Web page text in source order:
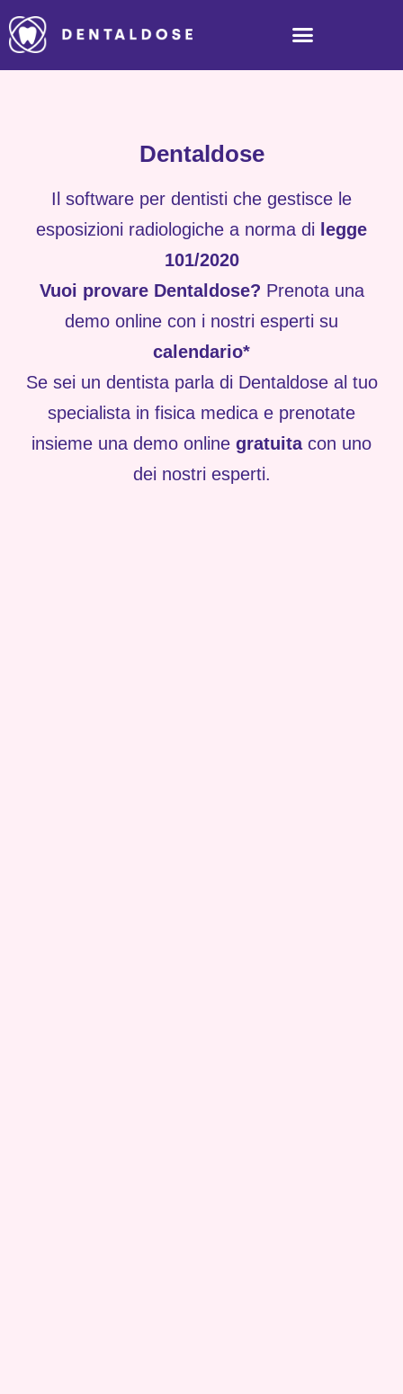
Dentaldose
Il software per dentisti che gestisce le
esposizioni radiologiche a norma di legge
101/2020
Vuoi provare Dentaldose? Prenota una
demo online con i nostri esperti su
calendario*
Se sei un dentista parla di Dentaldose al tuo
specialista in fisica medica e prenotate
insieme una demo online gratuitacon uno
dei nostri esperti.